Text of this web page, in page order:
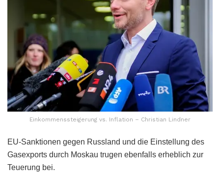
Einkommenssteigerung vs. Inflation – Christian Lindner
EU-Sanktionen gegen Russland und die Einstellung des
Gasexports durch Moskau trugen ebenfalls erheblich zur
Teuerung bei.